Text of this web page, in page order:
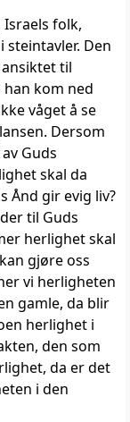
folk,
steintavler. Den
til
han kom ned
våget å se
Dersom
Guds
skal da
Ånd gir evig liv?
til Guds
herlighet skal
gjøre oss
vi herligheten
gamle, da blir
herlighet i
den som
da er det
i den